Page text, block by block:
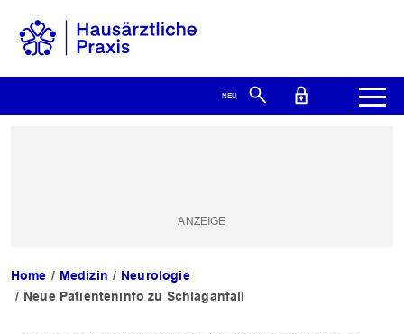
Home Medizin
Neurologie
Neue Patienteninfo zu Schlaganfall